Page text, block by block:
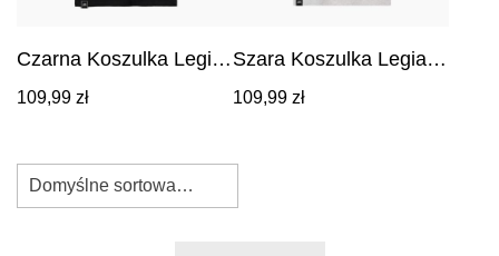
Czarna Koszulka Legia
1916
109,99 złCena:
Szara Koszulka Legia
1916
109,99 złCena:
Domyślne sortowanie